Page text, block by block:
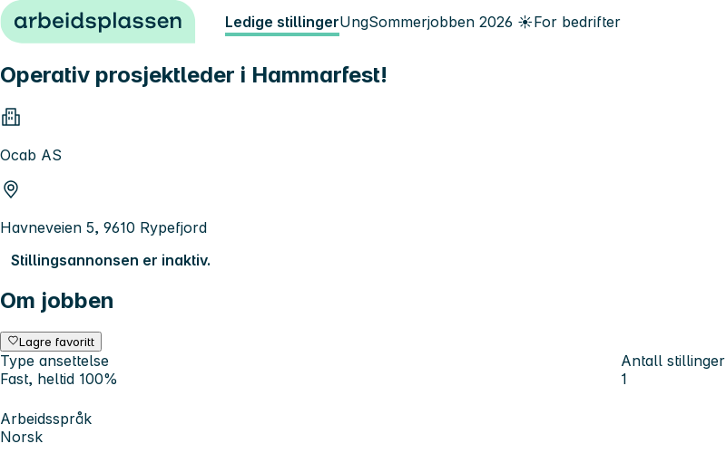
Hopp til innhold Ledige stillingerUngSommerjobben 2026 ☀️For bedrifter
Operativ prosjektleder i Hammarfest!
Ocab AS
Havneveien 5, 9610 Rypefjord
Stillingsannonsen er inaktiv.
Om jobben
Lagre favoritt
Type ansettelse
Fast, heltid 100%
Antall stillinger
1
Arbeidsspråk
Norsk